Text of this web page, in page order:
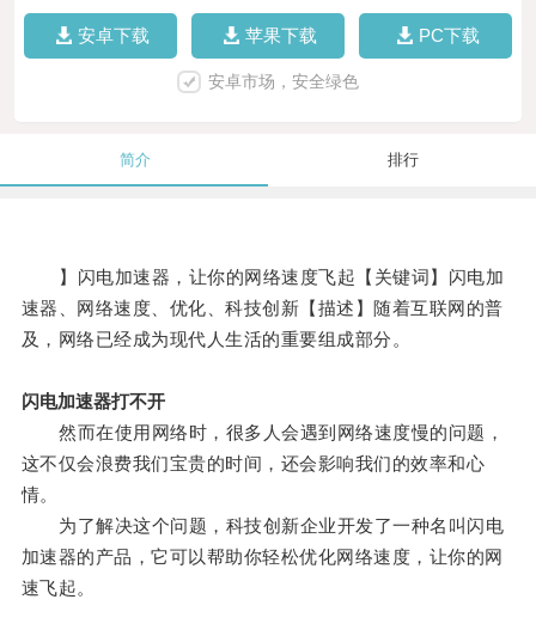
安卓下载 苹果下载 PC下载
安卓市场，安全绿色
简介 排行
】闪电加速器，让你的网络速度飞起【关键词】闪电加
速器、网络速度、优化、科技创新【描述】随着互联网的普
及，网络已经成为现代人生活的重要组成部分。
闪电加速器打不开
然而在使用网络时，很多人会遇到网络速度慢的问题，
这不仅会浪费我们宝贵的时间，还会影响我们的效率和心
情。
为了解决这个问题，科技创新企业开发了一种名叫闪电
加速器的产品，它可以帮助你轻松优化网络速度，让你的网
速飞起。